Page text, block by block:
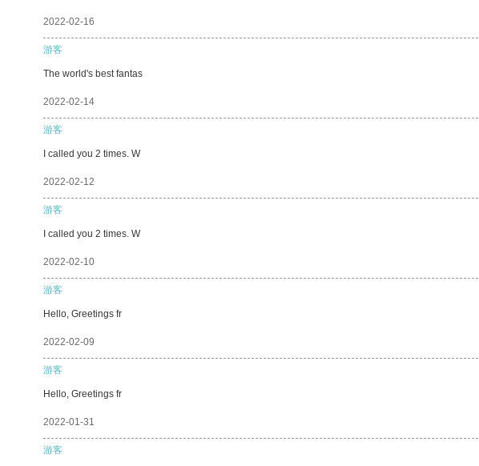
2022-02-16
游客
The world's best fantas
2022-02-14
游客
I called you 2 times. W
2022-02-12
游客
I called you 2 times. W
2022-02-10
游客
Hello, Greetings fr
2022-02-09
游客
Hello, Greetings fr
2022-01-31
游客